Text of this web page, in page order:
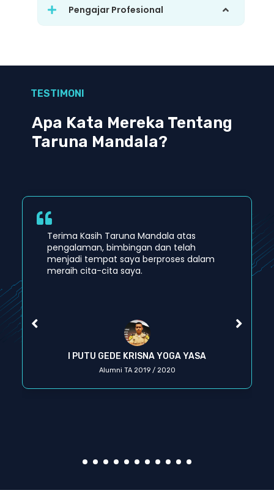
Pengajar Profesional
TESTIMONI
Apa Kata Mereka Tentang
Taruna Mandala?
I PUTU GEDE KRISNA YOGA YASA
Alumni TA 2019 / 2020
Terima Kasih Taruna Mandala atas
pengalaman, bimbingan dan telah
menjadi tempat saya berproses dalam
meraih cita-cita saya.